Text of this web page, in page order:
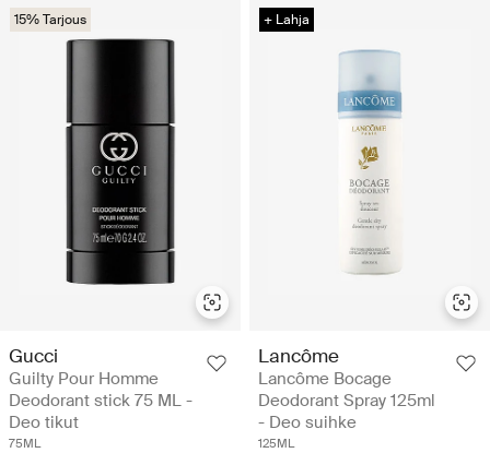
15% Tarjous
Gucci
Guilty Pour Homme
Deodorant stick 75 ML -
Deo tikut
75ML
+ Lahja
Lancôme
Lancôme Bocage
Deodorant Spray 125ml
- Deo suihke
125ML